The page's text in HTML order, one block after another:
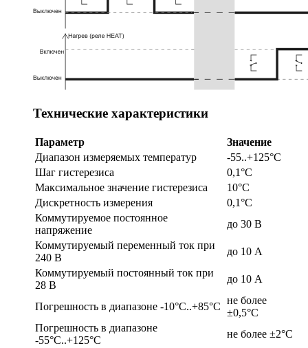
Технические характеристики
Параметр
Значение
Диапазон измеряемых температур
-55..+125°C
Шаг гистерезиса
0,1°C
Максимальное значение гистерезиса
10°C
Дискретность измерения
0,1°C
Коммутируемое постоянное
напряжение
до 30 В
Коммутируемый переменный ток при
240 В
до 10 А
Коммутируемый постоянный ток при
28 В
до 10 А
Погрешность в диапазоне -10°C..+85°C
не более
±0,5°C
Погрешность в диапазоне
-55°C..+125°C
не более ±2°C